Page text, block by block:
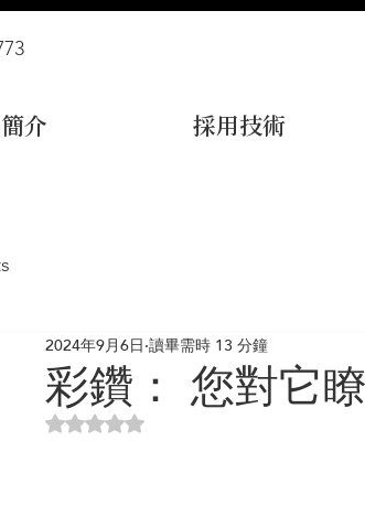
介 採用技術
彩鑽： 您對它
2024年9月6日 讀畢需時 13 分鐘
評等為 NaN（最高為 5 顆星）。